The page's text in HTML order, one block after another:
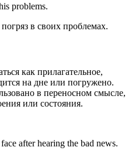
problems.
в своих проблемах.
как прилагательное,
на дне или погружено.
в переносном смысле,
или состояния.
after hearing the bad news.